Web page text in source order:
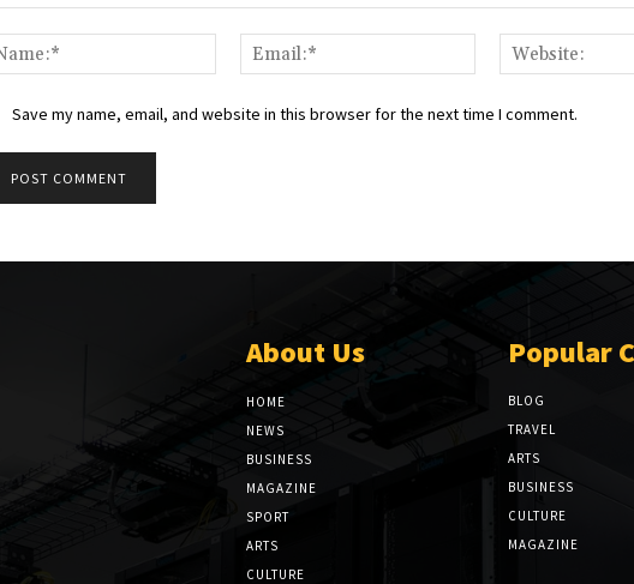
Name:*
Email:*
Save my name, email, and website in this browser for the next time I comment.
About Us
HOME
NEWS
BUSINESS
MAGAZINE
SPORT
ARTS
CULTURE
Popular
BLOG
TRAVEL
ARTS
BUSINESS
CULTURE
MAGAZINE